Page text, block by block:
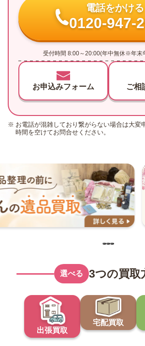
電話をかける
0120-947-
受付時間 8:00～20:00(年中無休※年末
お申込みフォーム ご相
お電話が混雑しており繋がらない場合は大変
時間を空けてお問合せください。
選べる 3つの買取
出張買取
宅配買取